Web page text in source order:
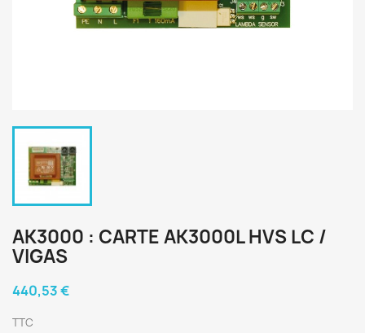
AK3000 : CARTE AK3000L HVS LC /
VIGAS
440,53 €
TTC